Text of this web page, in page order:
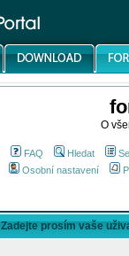
O
FAQ Hledat
Osobní nastavení
Zadejte prosím vaše